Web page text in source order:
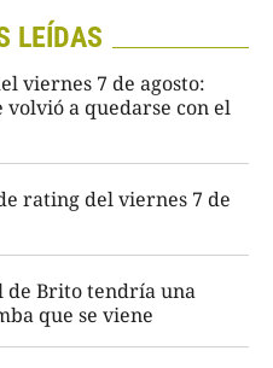
LEÍDAS
viernes 7 de agosto:
a quedarse con el
rating del viernes 7 de
de Brito tendría una
que se viene